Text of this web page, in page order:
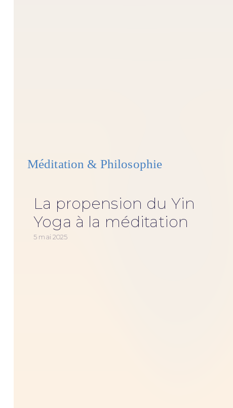
Méditation & Philosophie
La propension du Yin
Yoga à la méditation
5 mai 2025